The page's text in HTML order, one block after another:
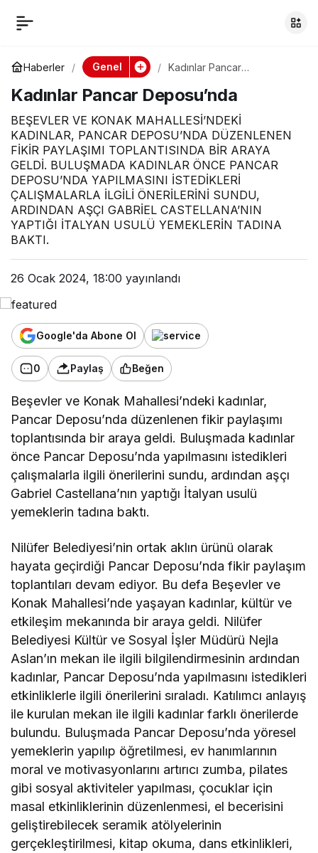
Haberler Genel
Kadınlar Pancar
Kadınlar Pancar Deposu’nda
BEŞEVLER VE KONAK MAHALLESİ’NDEKİ
KADINLAR, PANCAR DEPOSU’NDA DÜZENLENEN
FİKİR PAYLAŞIMI TOPLANTISINDA BİR ARAYA
GELDİ. BULUŞMADA KADINLAR ÖNCE PANCAR
DEPOSU’NDA YAPILMASINI İSTEDİKLERİ
ÇALIŞMALARLA İLGİLİ ÖNERİLERİNİ SUNDU,
ARDINDAN AŞÇI GABRİEL CASTELLANA’NIN
YAPTIĞI İTALYAN USULÜ YEMEKLERİN TADINA
BAKTI.
26 Ocak 2024, 18:00 yayınlandı
Google'da Abone Ol
0 Paylaş Beğen
Beşevler ve Konak Mahallesi’ndeki kadınlar,
Pancar Deposu’nda düzenlenen fikir paylaşımı
toplantısında bir araya geldi. Buluşmada kadınlar
önce Pancar Deposu’nda yapılmasını istedikleri
çalışmalarla ilgili önerilerini sundu, ardından aşçı
Gabriel Castellana’nın yaptığı İtalyan usulü
yemeklerin tadına baktı.
Nilüfer Belediyesi’nin ortak aklın ürünü olarak
hayata geçirdiği Pancar Deposu’nda fikir paylaşım
toplantıları devam ediyor. Bu defa Beşevler ve
Konak Mahallesi’nde yaşayan kadınlar, kültür ve
etkileşim mekanında bir araya geldi. Nilüfer
Belediyesi Kültür ve Sosyal İşler Müdürü Nejla
Aslan’ın mekan ile ilgili bilgilendirmesinin ardından
kadınlar, Pancar Deposu’nda yapılmasını istedikleri
etkinliklerle ilgili önerilerini sıraladı. Katılımcı anlayış
ile kurulan mekan ile ilgili kadınlar farklı önerilerde
bulundu. Buluşmada Pancar Deposu’nda yöresel
yemeklerin yapılıp öğretilmesi, ev hanımlarının
moral ve motivasyonlarını artırıcı zumba, pilates
gibi sosyal aktiviteler yapılması, çocuklar için
masal etkinliklerinin düzenlenmesi, el becerisini
geliştirebilecek seramik atölyelerinin
gerçekleştirilmesi, kitap okuma, dans etkinlikleri,
Kadınlar Pancar
Deposu’nda